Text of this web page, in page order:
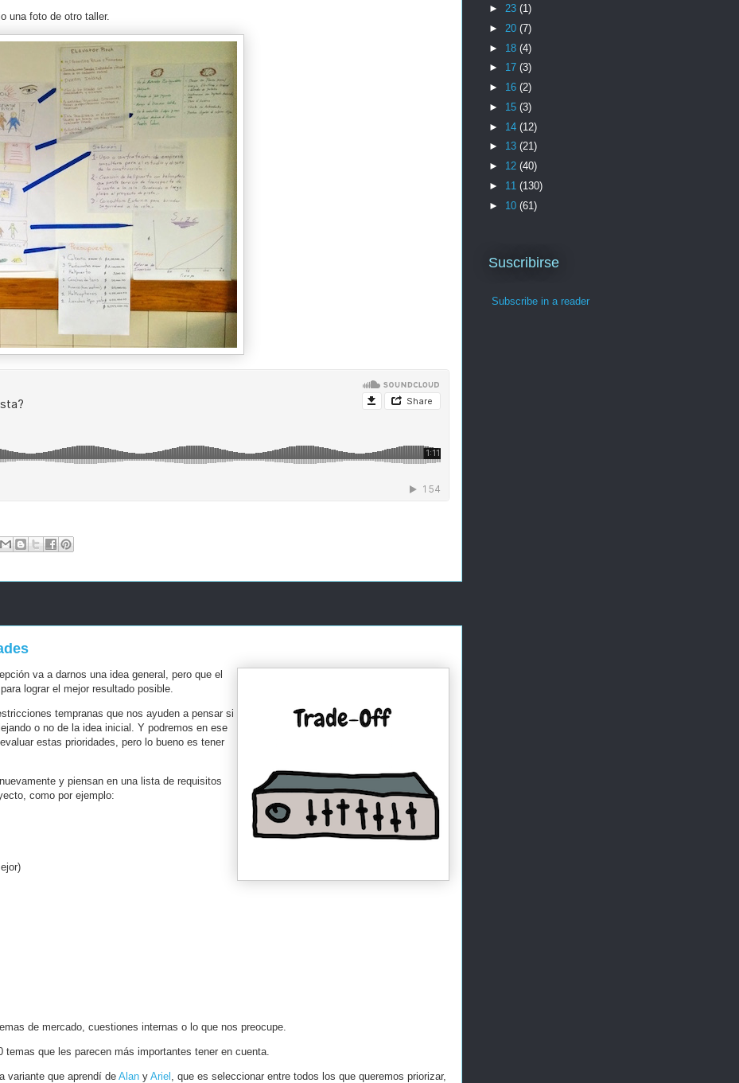
una foto de otro taller.
va a darnos una idea general, pero que el
lograr el mejor resultado posible.
tempranas que nos ayuden a pensar si
o no de la idea inicial. Y podremos en ese
estas prioridades, pero lo bueno es tener
y piensan en una lista de requisitos
como por ejemplo:
de mercado, cuestiones internas o lo que nos preocupe.
que les parecen más importantes tener en cuenta.
variante que aprendí de Alan y Ariel , que es seleccionar entre todos los que queremos priorizar,
► 23 (1)
► 20 (7)
► 18 (4)
► 17 (3)
► 16 (2)
► 15 (3)
► 14 (12)
► 13 (21)
► 12 (40)
► 11 (130)
► 10 (61)
Suscribirse
Subscribe in a reader